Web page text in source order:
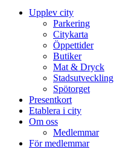
Upplev city
Parkering
Citykarta
Öppettider
Butiker
Mat & Dryck
Stadsutveckling
Spötorget
Presentkort
Etablera i city
Om oss
Medlemmar
För medlemmar